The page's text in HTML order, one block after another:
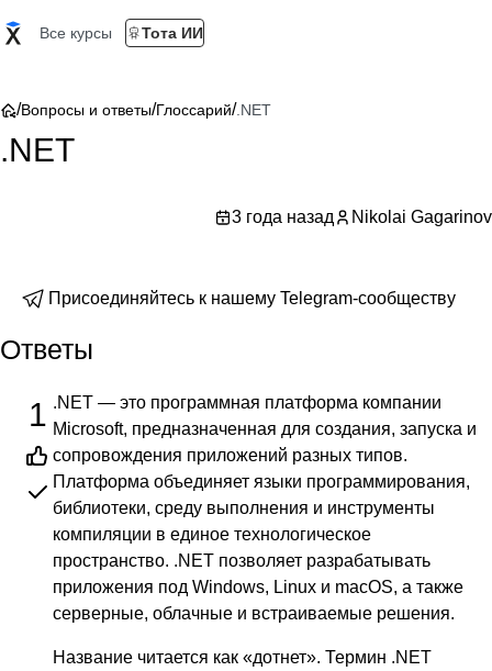
Все курсы Тота ИИ
/Вопросы и ответы/Глоссарий/ .NET
.NET
3 года назад Nikolai Gagarinov
Присоединяйтесь к нашему Telegram-сообществу
Ответы
1 .NET — это программная платформа компании
Microsoft, предназначенная для создания, запуска и
сопровождения приложений разных типов.
Платформа объединяет языки программирования,
библиотеки, среду выполнения и инструменты
компиляции в единое технологическое
пространство. .NET позволяет разрабатывать
приложения под Windows, Linux и macOS, а также
серверные, облачные и встраиваемые решения.
Название читается как «дотнет». Термин .NET